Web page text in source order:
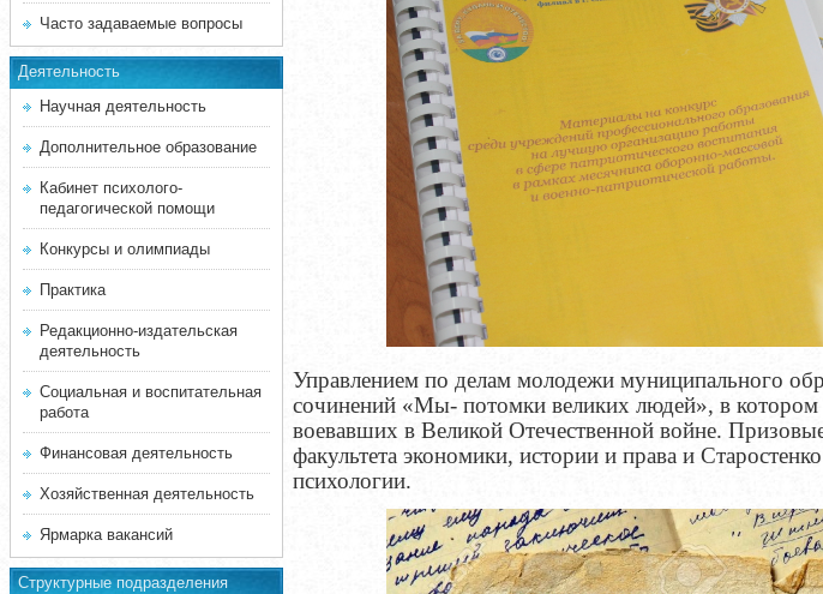
Часто задаваемые вопросы
Деятельность
Научная деятельность
Дополнительное образование
Кабинет психолого-
педагогической помощи
Конкурсы и олимпиады
Практика
Редакционно-издательская
деятельность
Социальная и воспитательная
работа
Финансовая деятельность
Хозяйственная деятельность
Ярмарка вакансий
Структурные подразделения
Управлением по делам молодежи муниципального
сочинений «Мы- потомки великих людей», в котором
воевавших в Великой Отечественной войне.
факультета экономики, истории и права и
психологии.